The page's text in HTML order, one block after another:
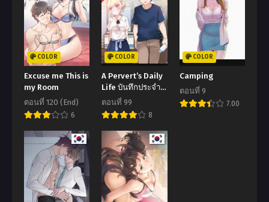
COLOR
Excuse me This is
my Room
ตอนที่ 120 (End)
6
COLOR
A Pervert’s Daily
Life บันทึกประจำ
วันของยัยโรคจิต
ตอนที่ 99
8
COLOR
Camping
ตอนที่ 9
7.00